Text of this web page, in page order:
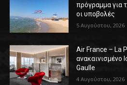
πρόγραμμα για
οι υποβολές
5 Αυγούστου, 2026
Air France – La
ανακαινισμένο
Gaulle
4 Αυγούστου, 2026